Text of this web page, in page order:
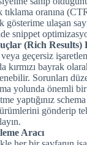
tıklama oranına
gösterime ulaşan
snippet
(Rich Results)
geçersiz
kırmızı bayrak
Sorunları
yolunda önemli bir
yaptığınız
gönderip
Aracı